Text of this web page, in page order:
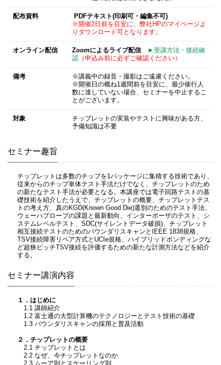
配布資料
PDFテキスト(印刷可・編集不可)
※開催2日前を目安に、弊社HPのマイページよ
りダウンロード可となります。
オンライン配信 Zoomによるライブ配信
►受講方法・接続確
認（申込み前に必ずご確認ください）
備考
※講義中の録音・撮影はご遠慮ください。
※開催日の概ね1週間前を目安に、最少催行人
数に達していない場合、セミナーを中止するこ
とがございます。
対象
チップレットの実装やテストに興味がある方、
予備知識は不要
セミナー趣旨
チップレットは多数のチップを1パッケージに集積する技術であり、
従来からのチップ単体テスト手法だけでなく、チップレットのため
の新たなテスト手法が必要となる。本講座では電子回路テストの基
礎技術を紹介したうえで、チップレットの概要、チップレットテス
トの考え方、真のKGD(Known Good Die)選別のためのテスト手法、
ウェーハプローブの課題と最新動向、インターポーザのテスト、シ
ステムレベルテスト、SDC(サイレントデータ破損)、チップレット
相互接続テストのためのバウンダリスキャンとIEEE 1838規格、
TSV接続障害リペア方式とUCIe規格、ハイブリッドボンディングな
ど超狭ピッチTSV接続を評価するための新たな計測方法などを紹介
する。
セミナー講演内容
１．はじめに
1.1 講師紹介
1.2 富士通の大型計算機のテクノロジーとテスト技術の基礎
1.3 バウンダリスキャンの採用と普及活動
２．チップレットの概要
2.1 チップレットとは
2.2 なぜ、今チップレットなのか
2.3 ムーア則とスケーリング則